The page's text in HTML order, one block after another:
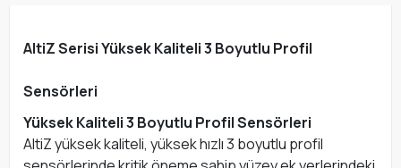
AltiZ Serisi Yüksek Kaliteli 3 Boyutlu Profil
Sensörleri
Yüksek Kaliteli 3 Boyutlu Profil Sensörleri
AltiZ yüksek kaliteli, yüksek hızlı 3 boyutlu profil